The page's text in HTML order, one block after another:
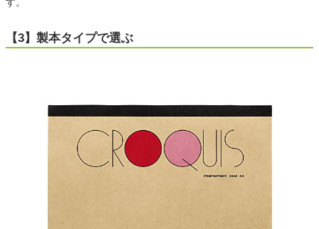
【3】製本タイプで選ぶ